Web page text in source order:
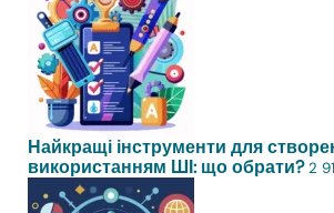
Найкращі інструменти для
використанням ШІ: що обрати? 2